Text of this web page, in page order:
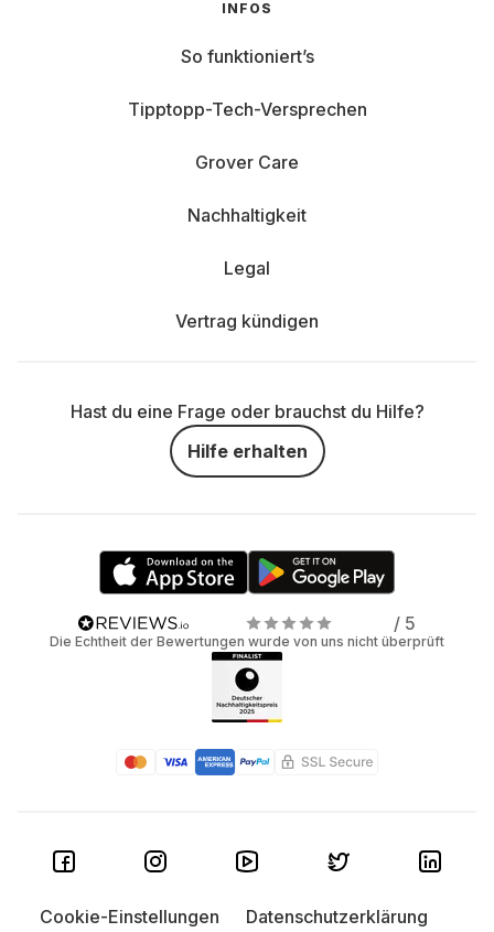
INFOS
So funktioniert’s
Tipptopp-Tech-Versprechen
Grover Care
Nachhaltigkeit
Legal
Vertrag kündigen
Hast du eine Frage oder brauchst du Hilfe?
Hilfe erhalten
/ 5
Die Echtheit der Bewertungen wurde von uns nicht überprüft
Cookie-Einstellungen Datenschutzerklärung